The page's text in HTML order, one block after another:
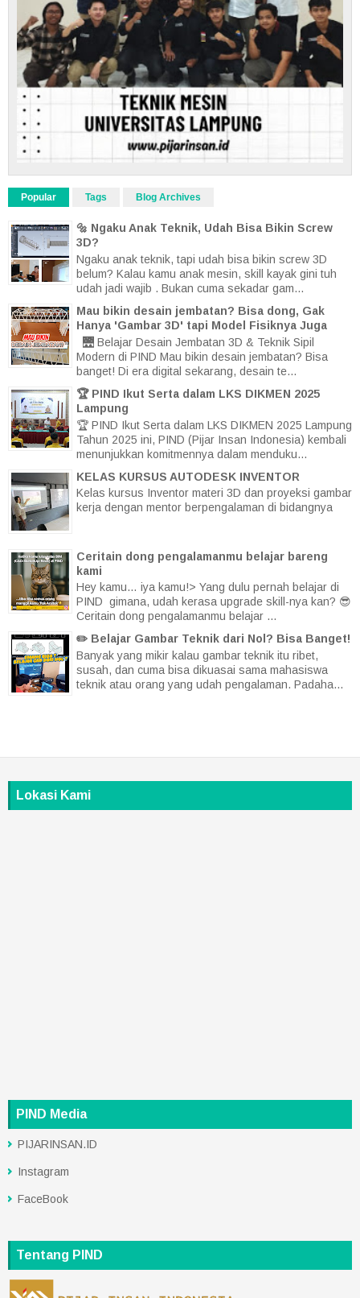
Popular Tags Blog Archives
🔩 Ngaku Anak Teknik, Udah Bisa Bikin Screw
3D?
Ngaku anak teknik, tapi udah bisa bikin screw 3D
belum? Kalau kamu anak mesin, skill kayak gini tuh
udah jadi wajib . Bukan cuma sekadar gam...
Mau bikin desain jembatan? Bisa dong, Gak
Hanya 'Gambar 3D' tapi Model Fisiknya Juga
🌉 Belajar Desain Jembatan 3D & Teknik Sipil
Modern di PIND Mau bikin desain jembatan? Bisa
banget! Di era digital sekarang, desain te...
🏆 PIND Ikut Serta dalam LKS DIKMEN 2025
Lampung
🏆 PIND Ikut Serta dalam LKS DIKMEN 2025 Lampung
Tahun 2025 ini, PIND (Pijar Insan Indonesia) kembali
menunjukkan komitmennya dalam menduku...
KELAS KURSUS AUTODESK INVENTOR
Kelas kursus Inventor materi 3D dan proyeksi gambar
kerja dengan mentor berpengalaman di bidangnya
Ceritain dong pengalamanmu belajar bareng
kami
Hey kamu… iya kamu!> Yang dulu pernah belajar di
PIND gimana, udah kerasa upgrade skill-nya kan? 😎
Ceritain dong pengalamanmu belajar ...
✏️ Belajar Gambar Teknik dari Nol? Bisa Banget!
Banyak yang mikir kalau gambar teknik itu ribet,
susah, dan cuma bisa dikuasai sama mahasiswa
teknik atau orang yang udah pengalaman. Padaha...
Lokasi Kami
PIND Media
PIJARINSAN.ID
Instagram
FaceBook
Tentang PIND